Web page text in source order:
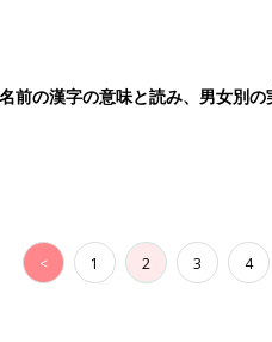
名前の漢字の意味と読み、男女別
< 1 2 3 4